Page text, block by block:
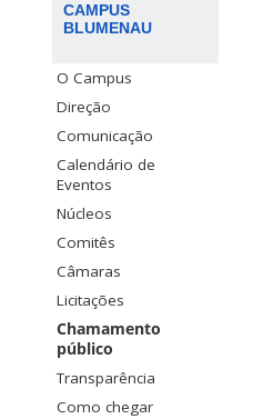
CAMPUS
BLUMENAU
O Campus
Direção
Comunicação
Calendário de
Eventos
Núcleos
Comitês
Câmaras
Licitações
Chamamento
público
Transparência
Como chegar